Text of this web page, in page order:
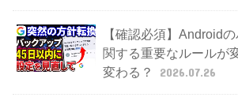
【確認必須】Android
関する重要なルールが
変わる？
2026.07.26